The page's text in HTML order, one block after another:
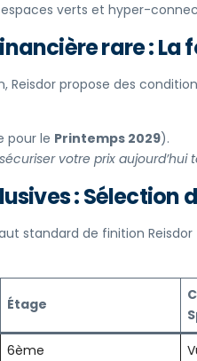
verts et hyper-
rare : La
Reisdor propose des
pour le Printemps 2029).
votre prix
: Sélection
standard de finition
Étage
6ème